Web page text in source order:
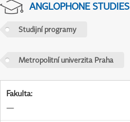
ANGLOPHONE STUDIES
Studijní programy
Metropolitní univerzita Praha
Fakulta:
—